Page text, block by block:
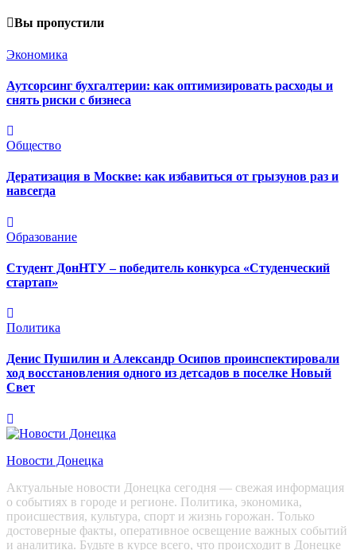
Вы пропустили
Экономика
Аутсорсинг бухгалтерии: как оптимизировать расходы и
снять риски с бизнеса
Общество
Дератизация в Москве: как избавиться от грызунов раз и
навсегда
Образование
Студент ДонНТУ – победитель конкурса «Студенческий
стартап»
Политика
Денис Пушилин и Александр Осипов проинспектировали
ход восстановления одного из детсадов в поселке Новый
Свет
Новости Донецка
Актуальные новости Донецка сегодня — свежая информация
о событиях в городе и регионе. Политика, экономика,
происшествия, культура, спорт и жизнь горожан. Только
достоверные факты, оперативное освещение важных событий
и аналитика. Будьте в курсе всего, что происходит в Донецке